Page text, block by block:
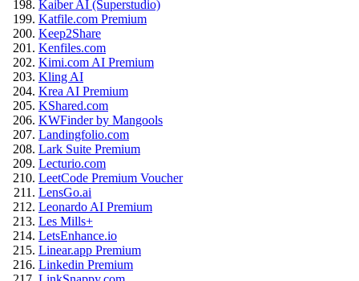
Kaiber AI (Superstudio)
Katfile.com Premium
Keep2Share
Kenfiles.com
Kimi.com AI Premium
Kling AI
Krea AI Premium
KShared.com
KWFinder by Mangools
Landingfolio.com
Lark Suite Premium
Lecturio.com
LeetCode Premium Voucher
LensGo.ai
Leonardo AI Premium
Les Mills+
LetsEnhance.io
Linear.app Premium
Linkedin Premium